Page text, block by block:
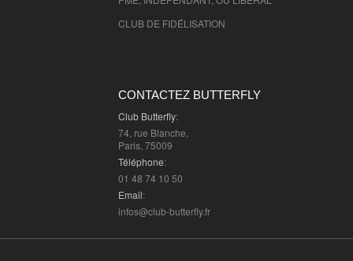
CLUB DE FIDÉLISATION
CONTACTEZ BUTTERFLY
Club Butterfly:
74, rue Blanche,
Paris, 75009
Téléphone:
01 48 74 10 50
Email:
infos@club-butterfly.fr